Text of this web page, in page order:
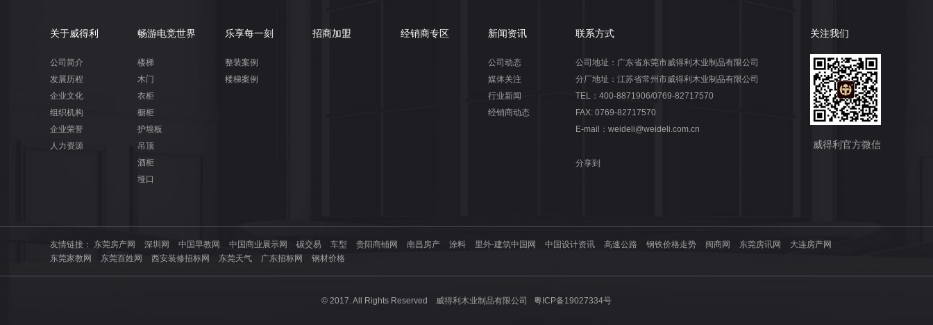
关于威得利
公司简介
发展历程
企业文化
组织机构
企业荣誉
人力资源
畅游电竞世界
楼梯
木门
衣柜
橱柜
护墙板
吊顶
酒柜
垭口
乐享每一刻
整装案例
楼梯案例
招商加盟 经销商专区 新闻资讯
公司动态
媒体关注
行业新闻
经销商动态
联系方式
公司地址：广东省东莞市威得利木业制品有限公司
分厂地址：江苏省常州市威得利木业制品有限公司
TEL：400-8871906/0769-82717570
FAX: 0769-82717570
E-mail：weideli@weideli.com.cn
分享到
关注我们
威得利官方微信
友情链接： 东莞房产网 深圳网 中国早教网 中国商业展示网 碳交易 车型 贵阳商铺网 南昌房产 涂料 里外-建筑中国网 中国设计资讯 高速公路 钢铁价格走势 闽商网 东莞房讯网
大连房产网
东莞家教网
东莞百姓网 西安装修招标网 东莞天气 广东招标网 钢材价格
© 2017. All Rights Reserved 威得利木业制品有限公司 粤ICP备19027334号